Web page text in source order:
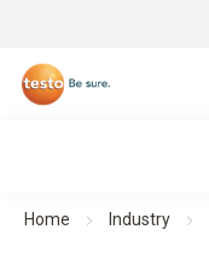
Home Industry